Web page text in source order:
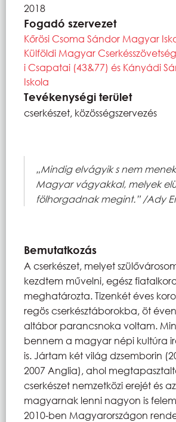
2018
Fogadó szervezet
Kőrösi Csoma Sándor Magyar
Külföldi Magyar
i Csapatai (43&77) és Kányádi
Iskola
Tevékenységi terület
cserkészet, közösségszervezés
„Mindig elvágyik s nem
Magyar vágyakkal, melyek
fölhorgadnak megint.” /Ady
Bemutatkozás
A cserkészet, melyet
kezdtem művelni, egész
meghatározta. Tizenkét éves
regös cserkésztáborokba, öt
altábor parancsnoka voltam.
bennem a magyar népi kultúra
is. Jártam két világ dzsemborin
2007 Anglia), ahol
cserkészet nemzetközi erejét és
magyarnak lenni nagyon is
2010-ben Magyarországon